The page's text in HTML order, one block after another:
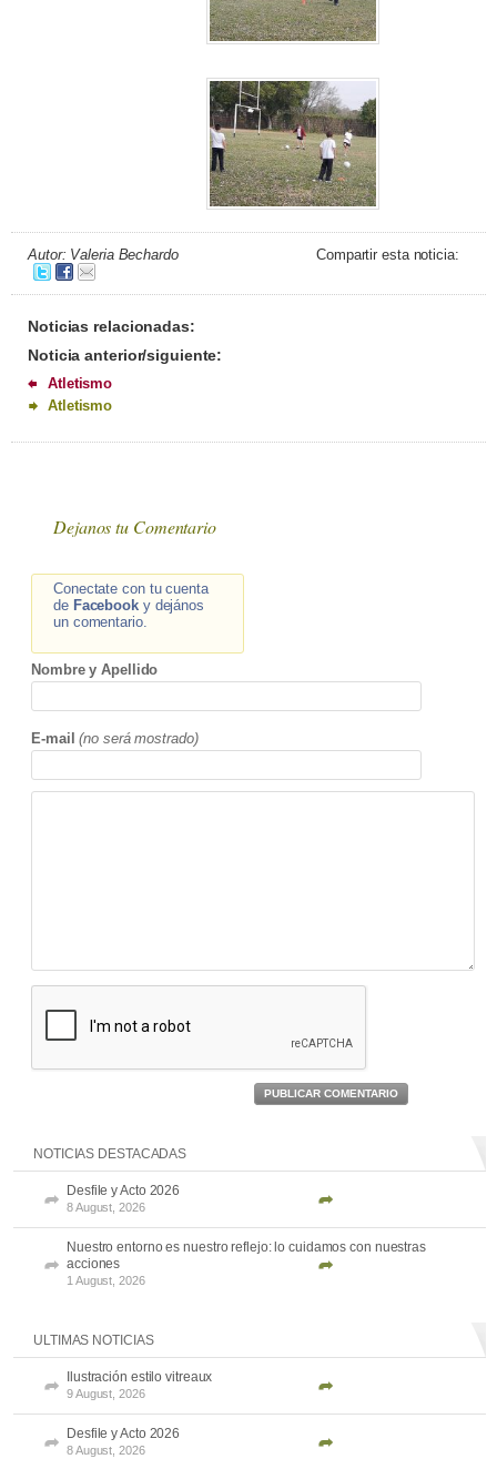
Autor: Valeria Bechardo Compartir esta noticia:
Noticias relacionadas:
Noticia anterior/siguiente:
Atletismo
Atletismo
Dejanos tu Comentario
Conectate con tu cuenta
de Facebooky dejános
un comentario.
Nombre y Apellido
E-mail (no será mostrado)
PUBLICAR COMENTARIO
NOTICIAS DESTACADAS
Desfile y Acto 2026
8 August, 2026
Nuestro entorno es nuestro reflejo: lo cuidamos con nuestras
acciones
1 August, 2026
ULTIMAS NOTICIAS
Ilustración estilo vitreaux
9 August, 2026
Desfile y Acto 2026
8 August, 2026